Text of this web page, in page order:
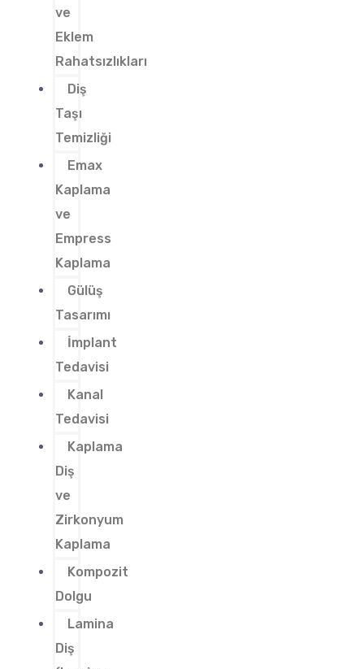
ve
Eklem
Rahatsızlıkları
Diş
Taşı
Temizliği
Emax
Kaplama
ve
Empress
Kaplama
Gülüş
Tasarımı
İmplant
Tedavisi
Kanal
Tedavisi
Kaplama
Diş
ve
Zirkonyum
Kaplama
Kompozit
Dolgu
Lamina
Diş